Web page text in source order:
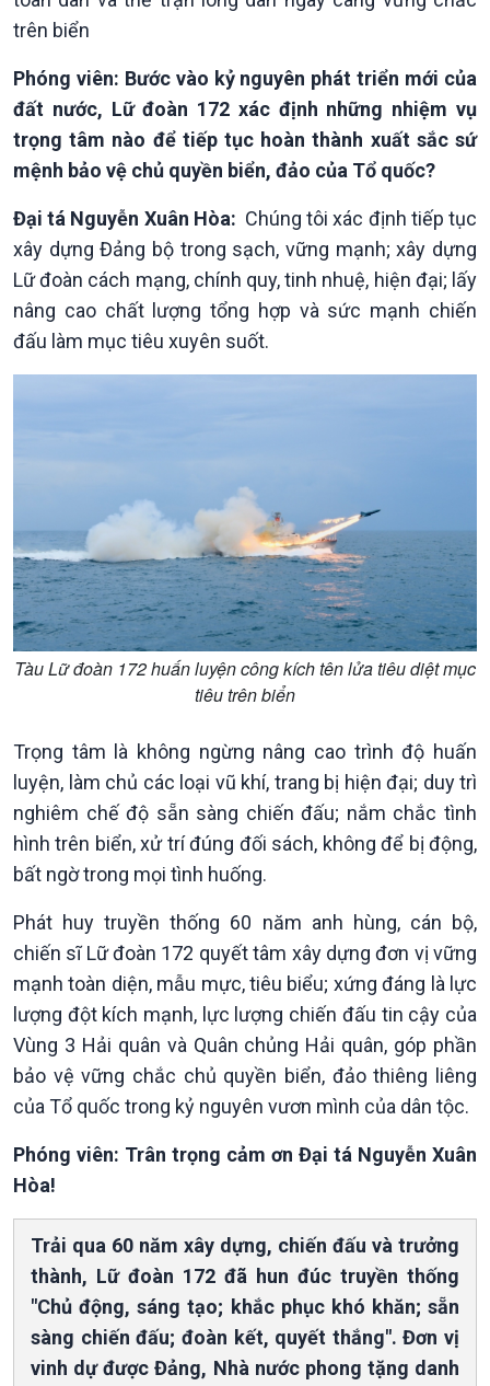
Podcast
Góc nhìn VOV1
Bình luận
10 phút Sự kiện - Luận bàn
Đối thoại
Diễn đàn chủ nhật
Chuyện đêm
trên biển
Phóng viên: Bước vào kỷ nguyên phát triển mới của
đất nước, Lữ đoàn 172 xác định những nhiệm vụ
trọng tâm nào để tiếp tục hoàn thành xuất sắc sứ
mệnh bảo vệ chủ quyền biển, đảo của Tổ quốc?
Đại tá Nguyễn Xuân Hòa: Chúng tôi xác định tiếp tục
xây dựng Đảng bộ trong sạch, vững mạnh; xây dựng
Lữ đoàn cách mạng, chính quy, tinh nhuệ, hiện đại; lấy
nâng cao chất lượng tổng hợp và sức mạnh chiến
đấu làm mục tiêu xuyên suốt.
Tàu Lữ đoàn 172 huấn luyện công kích tên lửa tiêu diệt mục
tiêu trên biển
Trọng tâm là không ngừng nâng cao trình độ huấn
luyện, làm chủ các loại vũ khí, trang bị hiện đại; duy trì
nghiêm chế độ sẵn sàng chiến đấu; nắm chắc tình
hình trên biển, xử trí đúng đối sách, không để bị động,
bất ngờ trong mọi tình huống.
Phát huy truyền thống 60 năm anh hùng, cán bộ,
chiến sĩ Lữ đoàn 172 quyết tâm xây dựng đơn vị vững
mạnh toàn diện, mẫu mực, tiêu biểu; xứng đáng là lực
lượng đột kích mạnh, lực lượng chiến đấu tin cậy của
Vùng 3 Hải quân và Quân chủng Hải quân, góp phần
bảo vệ vững chắc chủ quyền biển, đảo thiêng liêng
của Tổ quốc trong kỷ nguyên vươn mình của dân tộc.
Phóng viên: Trân trọng cảm ơn Đại tá Nguyễn Xuân
Hòa!
Trải qua 60 năm xây dựng, chiến đấu và trưởng
thành, Lữ đoàn 172 đã hun đúc truyền thống
"Chủ động, sáng tạo; khắc phục khó khăn; sẵn
sàng chiến đấu; đoàn kết, quyết thắng". Đơn vị
vinh dự được Đảng, Nhà nước phong tặng danh